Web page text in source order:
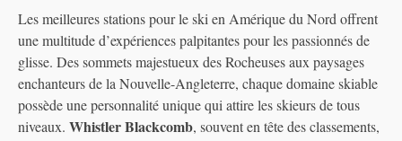
Les meilleures stations pour le ski en Amérique du Nord offrent
une multitude d’expériences palpitantes pour les passionnés de
glisse. Des sommets majestueux des Rocheuses aux paysages
enchanteurs de la Nouvelle-Angleterre, chaque domaine skiable
possède une personnalité unique qui attire les skieurs de tous
niveaux. Whistler Blackcomb, souvent en tête des classements,